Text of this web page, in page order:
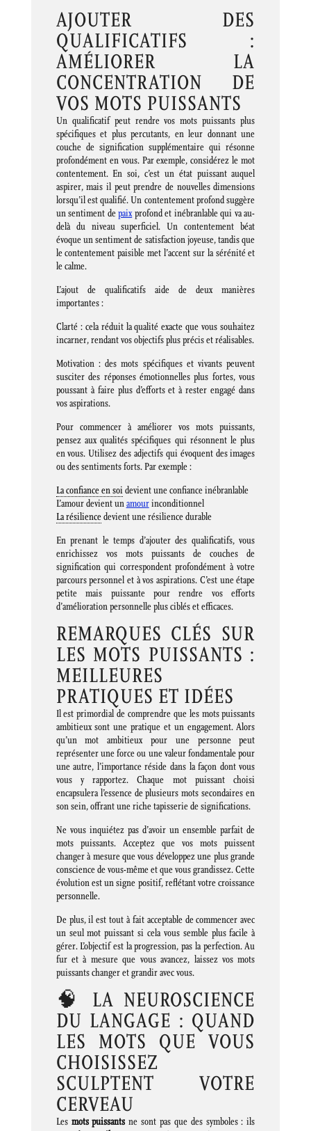
AJOUTER DES
QUALIFICATIFS :
AMÉLIORER LA
CONCENTRATION DE
VOS MOTS PUISSANTS
Un qualificatif peut rendre vos mots puissants plus
spécifiques et plus percutants, en leur donnant une
couche de signification supplémentaire qui résonne
profondément en vous. Par exemple, considérez le mot
contentement. En soi, c’est un état puissant auquel
aspirer, mais il peut prendre de nouvelles dimensions
lorsqu’il est qualifié. Un contentement profond suggère
un sentiment depaixprofond et inébranlable qui va au-
delà du niveau superficiel. Un contentement béat
évoque un sentiment de satisfaction joyeuse, tandis que
le contentement paisible met l’accent sur la sérénité et
le calme.
L’ajout de qualificatifs aide de deux manières
importantes :
Clarté : cela réduit la qualité exacte que vous souhaitez
incarner, rendant vos objectifs plus précis et réalisables.
Motivation : des mots spécifiques et vivants peuvent
susciter des réponses émotionnelles plus fortes, vous
poussant à faire plus d’efforts et à rester engagé dans
vos aspirations.
Pour commencer à améliorer vos mots puissants,
pensez aux qualités spécifiques qui résonnent le plus
en vous. Utilisez des adjectifs qui évoquent des images
ou des sentiments forts. Par exemple :
La confiance en soidevient une confiance inébranlable
L’amour devient unamourinconditionnel
La résiliencedevient une résilience durable
En prenant le temps d’ajouter des qualificatifs, vous
enrichissez vos mots puissants de couches de
signification qui correspondent profondément à votre
parcours personnel et à vos aspirations. C’est une étape
petite mais puissante pour rendre vos efforts
d’amélioration personnelle plus ciblés et efficaces.
REMARQUES CLÉS SUR
LES MOTS PUISSANTS :
MEILLEURES
PRATIQUES ET IDÉES
Il est primordial de comprendre que les mots puissants
ambitieux sont une pratique et un engagement. Alors
qu’un mot ambitieux pour une personne peut
représenter une force ou une valeur fondamentale pour
une autre, l’importance réside dans la façon dont vous
vous y rapportez. Chaque mot puissant choisi
encapsulera l’essence de plusieurs mots secondaires en
son sein, offrant une riche tapisserie de significations.
Ne vous inquiétez pas d’avoir un ensemble parfait de
mots puissants. Acceptez que vos mots puissent
changer à mesure que vous développez une plus grande
conscience de vous-même et que vous grandissez. Cette
évolution est un signe positif, reflétant votre croissance
personnelle.
De plus, il est tout à fait acceptable de commencer avec
un seul mot puissant si cela vous semble plus facile à
gérer. L’objectif est la progression, pas la perfection. Au
fur et à mesure que vous avancez, laissez vos mots
puissants changer et grandir avec vous.
🧠 LA NEUROSCIENCE
DU LANGAGE : QUAND
LES MOTS QUE VOUS
CHOISISSEZ
SCULPTENT VOTRE
CERVEAU
Les mots puissants ne sont pas que des symboles : ils